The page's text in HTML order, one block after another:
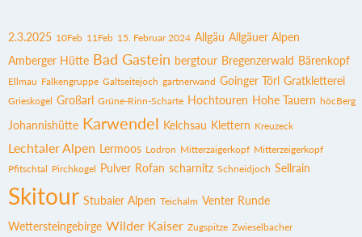
2.3.2025 10Feb 11Feb 15. Februar 2024 Allgäu Allgäuer Alpen
Amberger Hütte Bad Gastein bergtour Bregenzerwald Bärenkopf
Ellmau Falkengruppe Galtseitejoch gartnerwand Goinger Törl Gratkletterei
Grieskogel Großarl Grüne-Rinn-Scharte Hochtouren Hohe Tauern höcBerg
Johannishütte Karwendel Kelchsau Klettern Kreuzeck
Lechtaler Alpen Lermoos Lodron Mitterzaigerkopf Mitterzeigerkopf
Pfitschtal Pirchkogel Pulver Rofan scharnitz Schneidjoch Sellrain
Skitour Stubaier Alpen Teichalm Venter Runde
Wettersteingebirge Wilder Kaiser Zugspitze Zwieselbacher